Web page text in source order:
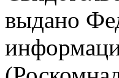
выдано